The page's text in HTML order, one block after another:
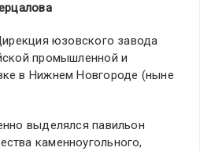
юзовского завода
промышленной и
в Нижнем Новгороде (ныне
выделялся павильон
каменноугольного,